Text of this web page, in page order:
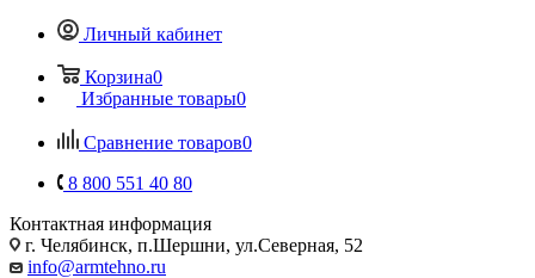
Личный кабинет
Корзина0
Избранные товары0
Сравнение товаров0
8 800 551 40 80
Контактная информация
г. Челябинск, п.Шершни, ул.Северная, 52
info@armtehno.ru